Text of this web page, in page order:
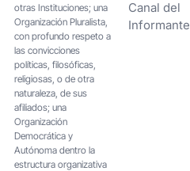
otras Instituciones; una
Organización Pluralista,
con profundo respeto a
las convicciones
políticas, filosóficas,
religiosas, o de otra
naturaleza, de sus
afiliados; una
Organización
Democrática y
Autónoma dentro la
estructura organizativa
Canal del
Informante